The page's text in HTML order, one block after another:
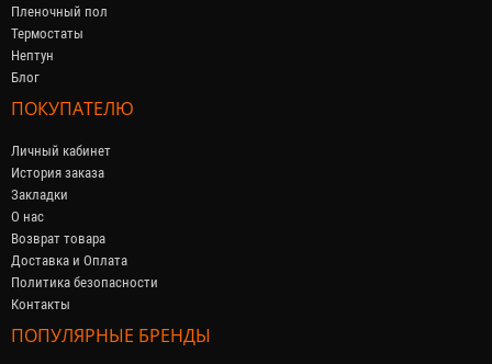
Пленочный пол
Термостаты
Нептун
Блог
ПОКУПАТЕЛЮ
Личный кабинет
История заказа
Закладки
О нас
Возврат товара
Доставка и Оплата
Политика безопасности
Контакты
ПОПУЛЯРНЫЕ БРЕНДЫ